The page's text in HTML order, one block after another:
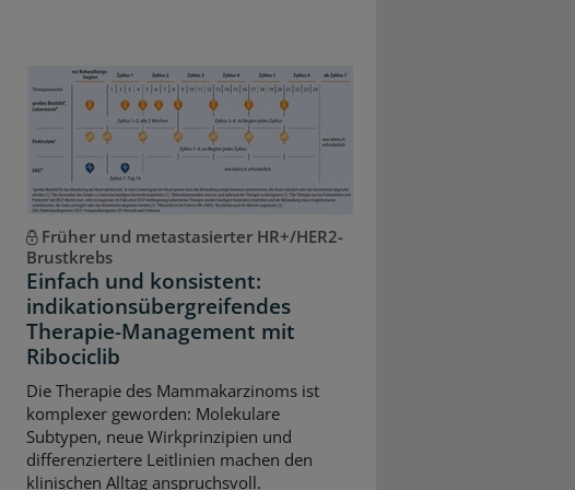
Früher und metastasierter HR+/HER2-
Brustkrebs
Einfach und konsistent:
indikationsübergreifendes
Therapie-Management mit
Ribociclib
Die Therapie des Mammakarzinoms ist
komplexer geworden: Molekulare
Subtypen, neue Wirkprinzipien und
differenziertere Leitlinien machen den
klinischen Alltag anspruchsvoll.